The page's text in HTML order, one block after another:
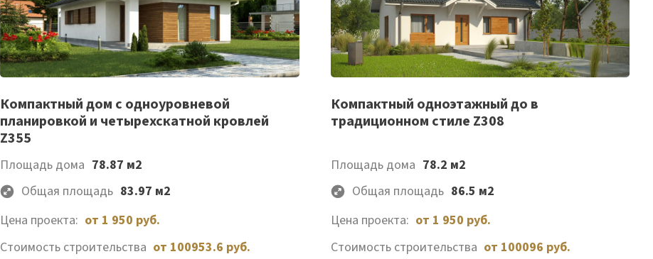
Список
желаемого
Компактный дом с одноуровневой
планировкой и четырехскатной кровлей
Z355
Площадь дома 78.87 м2
Общая площадь 83.97 м2
Цена проекта: от 1 950 руб.
Стоимость строительства от 100953.6 руб.
Список
желаемого
Компактный одноэтажный до в
традиционном стиле Z308
Площадь дома 78.2 м2
Общая площадь 86.5 м2
Цена проекта: от 1 950 руб.
Стоимость строительства от 100096 руб.